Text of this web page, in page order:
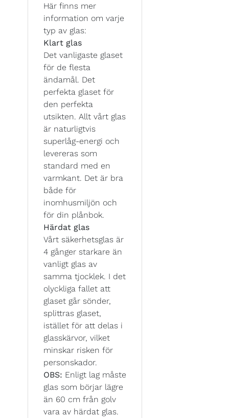
Här finns mer
information om varje
typ av glas:
Klart glas
Det vanligaste glaset
för de flesta
ändamål. Det
perfekta glaset för
den perfekta
utsikten. Allt vårt glas
är naturligtvis
superlåg-energi och
levereras som
standard med en
varmkant. Det är bra
både för
inomhusmiljön och
för din plånbok.
Härdat glas
Vårt säkerhetsglas är
4 gånger starkare än
vanligt glas av
samma tjocklek. I det
olyckliga fallet att
glaset går sönder,
splittras glaset,
istället för att delas i
glasskärvor, vilket
minskar risken för
personskador.
OBS: Enligt lag måste
glas som börjar lägre
än 60 cm från golv
vara av härdat glas.